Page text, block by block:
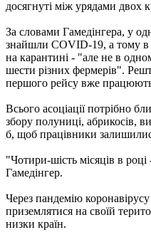
досягнуті між урядами двох
За словами Гамедінгера, у
знайшли COVID-19, а тому в
на карантині - "але не в
шести різних фермерів".
першого рейсу вже
Всього асоціації потрібно
збору полуниці, абрикосів,
б, щоб працівники
"Чотири-шість місяців в
Гамедінгер.
Через пандемію
приземлятися на своїй
низки країн.